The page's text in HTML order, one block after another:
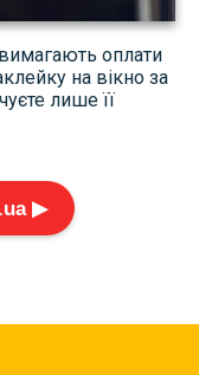
оплати
на вікно за
лише її
▶